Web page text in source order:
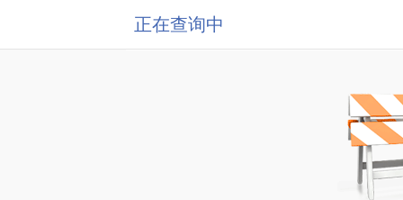
正在查询中